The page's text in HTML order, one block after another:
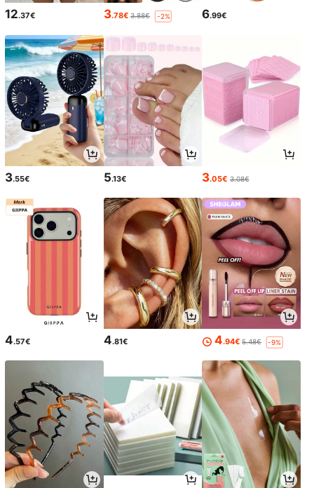
12.37€ 3.78€ 3.88€ -2% 6.99€
3.55€ 5.13€ 3.05€ 3.08€
4.57€ 4.81€ 4.94€ 5.48€ -9%